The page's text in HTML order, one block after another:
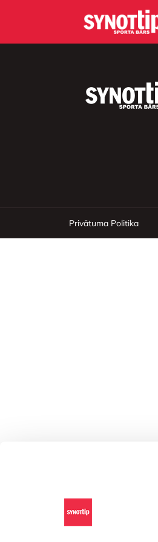
Privātuma Politika